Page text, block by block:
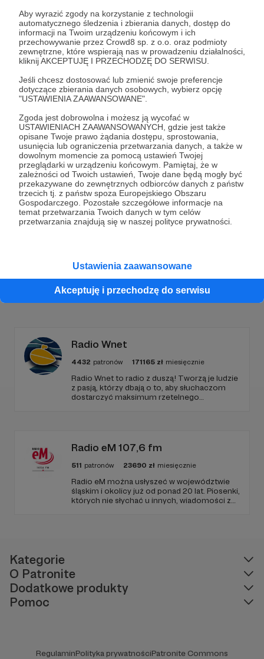
Aby wyrazić zgody na korzystanie z technologii
automatycznego śledzenia i zbierania danych, dostęp do
informacji na Twoim urządzeniu końcowym i ich
przechowywanie przez Crowd8 sp. z o.o. oraz podmioty
zewnętrzne, które wspierają nas w prowadzeniu działalności,
kliknij AKCEPTUJĘ I PRZECHODZĘ DO SERWISU.
Jeśli chcesz dostosować lub zmienić swoje preferencje
dotyczące zbierania danych osobowych, wybierz opcję
"USTAWIENIA ZAAWANSOWANE".
Zgoda jest dobrowolna i możesz ją wycofać w
USTAWIENIACH ZAAWANSOWANYCH, gdzie jest także
opisane Twoje prawo żądania dostępu, sprostowania,
usunięcia lub ograniczenia przetwarzania danych, a także w
dowolnym momencie za pomocą ustawień Twojej
przeglądarki w urządzeniu końcowym. Pamiętaj, że w
zależności od Twoich ustawień, Twoje dane będą mogły być
przekazywane do zewnętrznych odbiorców danych z państw
trzecich tj. z państw spoza Europejskiego Obszaru
Gospodarczego. Pozostałe szczegółowe informacje na
temat przetwarzania Twoich danych w tym celów
przetwarzania znajdują się w naszej polityce prywatności.
Ustawienia zaawansowane
Akceptuję i przechodzę do serwisu
Dołącz do grona Patronów!
Wesprzyj działalność AutoraMarcin Ogdowskijuż
teraz!
Zostań Patronem
Promowani autorzy
Radio Wnet
4432 patronów 171165 zł miesięcznie
Radio Wnet to radio z duszą! Tworzą je ludzie
z pasją, którzy dbają o to, aby słuchaczom
dostarczyć maksimum rzetelnego
Radio eM 107,6 fm
511 patronów 23690 zł miesięcznie
Radio eM można usłyszeć w województwie
śląskim i okolicy już od ponad 20 lat. Piosenki,
których nie słychać u innych, wiadomości z
Kategorie
O Patronite
Dodatkowe produkty
Pomoc
RegulaminPolityka prywatnościPatronite Commons